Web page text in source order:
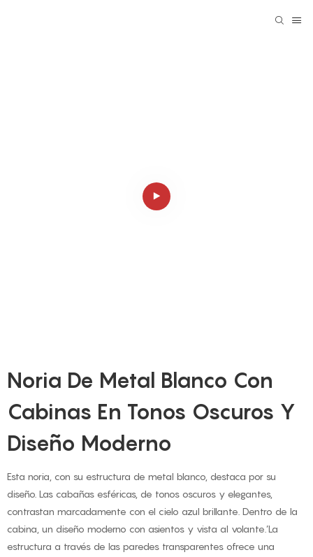
Noria De Metal Blanco Con
Cabinas En Tonos Oscuros Y
Diseño Moderno
Esta noria, con su estructura de metal blanco, destaca por su
diseño. Las cabañas esféricas, de tonos oscuros y elegantes,
contrastan marcadamente con el cielo azul brillante. Dentro de la
cabina, un diseño moderno con asientos y vista al volante.’La
estructura a través de las paredes transparentes ofrece una